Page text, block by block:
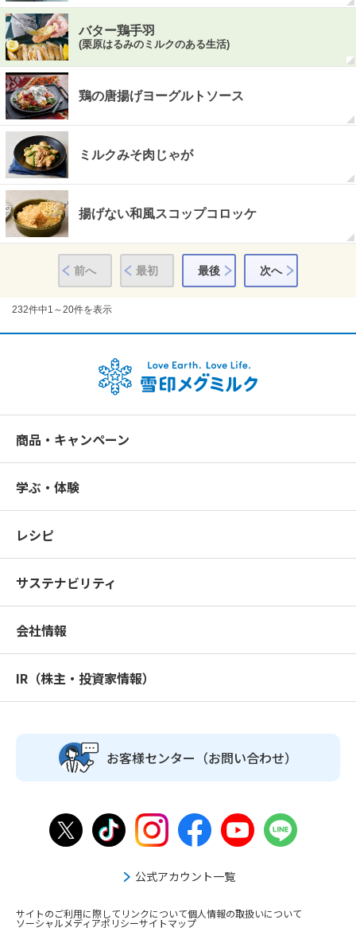
バター鶏手羽
(栗原はるみのミルクのある生活)
鶏の唐揚げヨーグルトソース
ミルクみそ肉じゃが
揚げない和風スコップコロッケ
前へ 最初 最後 次へ
232件中1～20件を表示
商品・キャンペーン
学ぶ・体験
レシピ
サステナビリティ
会社情報
IR（株主・投資家情報）
お客様センター （お問い合わせ）
公式アカウント一覧
サイトのご利用に際して リンクについて個人情報の取扱いについて
ソーシャルメディアポリシーサイトマップ